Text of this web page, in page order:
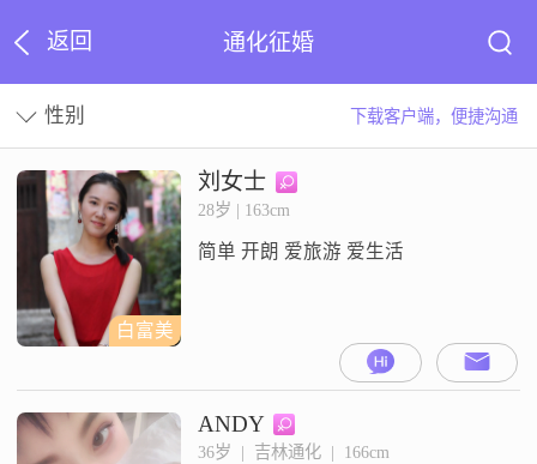
返回 通化征婚
性别 下载客户端，便捷沟通
白富美
刘女士
28岁 | 163cm
简单 开朗 爱旅游 爱生活
ANDY
36岁  |  吉林通化  |  166cm